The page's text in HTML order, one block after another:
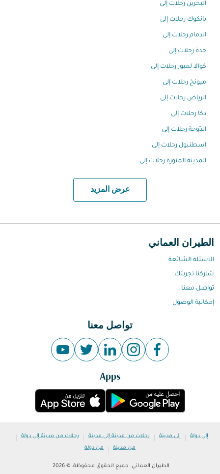
البحرين رحلات إلى
بانكوك رحلات إلى
الدمام رحلات إلى
جدة رحلات إلى
كوالا لمبور رحلات إلى
ميونخ رحلات إلى
الرياض رحلات إلى
دكا رحلات إلى
الدّوحة رحلات إلى
اسطنبول رحلات إلى
المدينة المنورة رحلات إلى
عرض المزيد
الطيران العماني
الاسئلة الشائعة
شاركنا تجربتك
تواصل معنا
إمكانية الوصول
تواصل معنا
Apps
إلى دولة | إلى مدينة | رحلات من مدينة إلى مدينة | رحلات من مدينة إلى دولة |
من مدينة | من دولة
الطيران العماني. جميع الحقوق محفوظة. © 2026